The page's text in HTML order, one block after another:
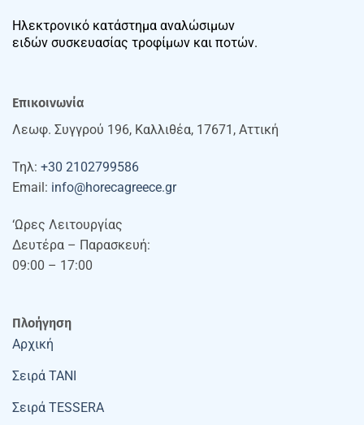
Ηλεκτρονικό κατάστημα αναλώσιμων
ειδών συσκευασίας τροφίμων και ποτών.
Επικοινωνία
Λεωφ. Συγγρού 196, Καλλιθέα, 17671, Αττική
Τηλ: +30 2102799586
Email: info@horecagreece.gr
‘Ωρες Λειτουργίας
Δευτέρα – Παρασκευή:
09:00 – 17:00
Πλοήγηση
Αρχική
Σειρά TANI
Σειρά TESSERA